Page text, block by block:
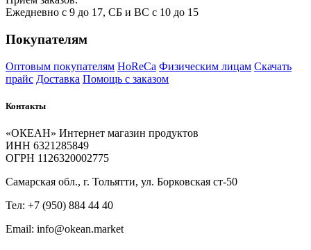
Ежедневно с 9 до 17, СБ и ВС с 10 до 15
Покупателям
Оптовым покупателям HoReCa Физическим лицам Скачать
прайс Доставка Помощь с заказом
Контакты
«ОКЕАН» Интернет магазин продуктов
ИНН 6321285849
ОГРН 1126320002775
Самарская обл., г. Тольятти, ул. Борковская ст-50
Тел: +7 (950) 884 44 40
Email: info@okean.market